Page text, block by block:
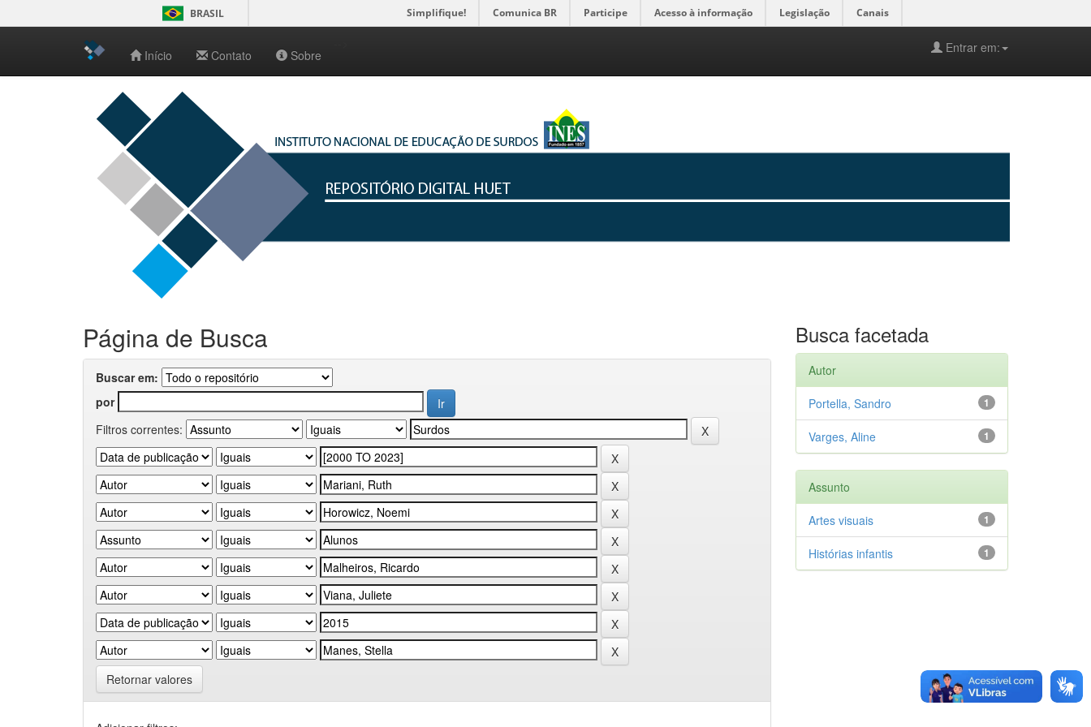
navigation
BRASIL Simplifique! Comunica BR Participe Acesso à informação Legislação Canais
Início Contato Sobre Entrar em:
Página de Busca
Buscar em:
por
Filtros correntes:
Retornar valores
Busca facetada
Autor
1
Portella, Sandro
1
Varges, Aline
Assunto
1
Artes visuais
1
Histórias infantis